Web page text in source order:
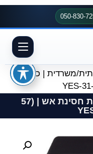
050-830-
משרדית | כספת
כספת ביתית/משרדית | כספת חסינת אש | (57